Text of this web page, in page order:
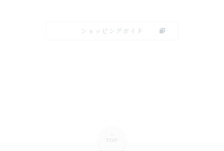
ショッピングガイド
TOP